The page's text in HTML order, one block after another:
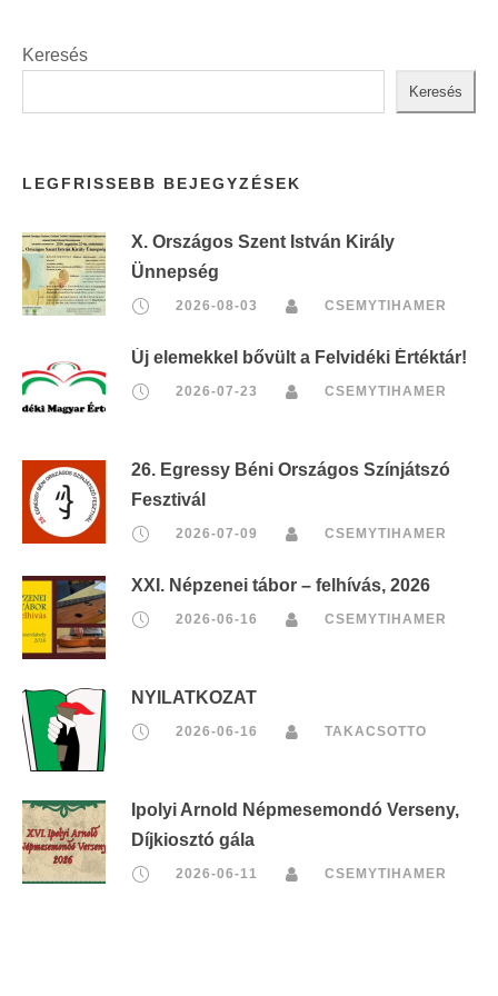
Keresés
Keresés
LEGFRISSEBB BEJEGYZÉSEK
X. Országos Szent István Király
Ünnepség
2026-08-03 CSEMYTIHAMER
Új elemekkel bővült a Felvidéki Értéktár!
2026-07-23 CSEMYTIHAMER
26. Egressy Béni Országos Színjátszó
Fesztivál
2026-07-09 CSEMYTIHAMER
XXI. Népzenei tábor – felhívás, 2026
2026-06-16 CSEMYTIHAMER
NYILATKOZAT
2026-06-16 TAKACSOTTO
Ipolyi Arnold Népmesemondó Verseny,
Díjkiosztó gála
2026-06-11 CSEMYTIHAMER